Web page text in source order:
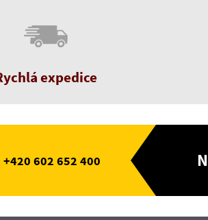
expedice
+420 602 652 400